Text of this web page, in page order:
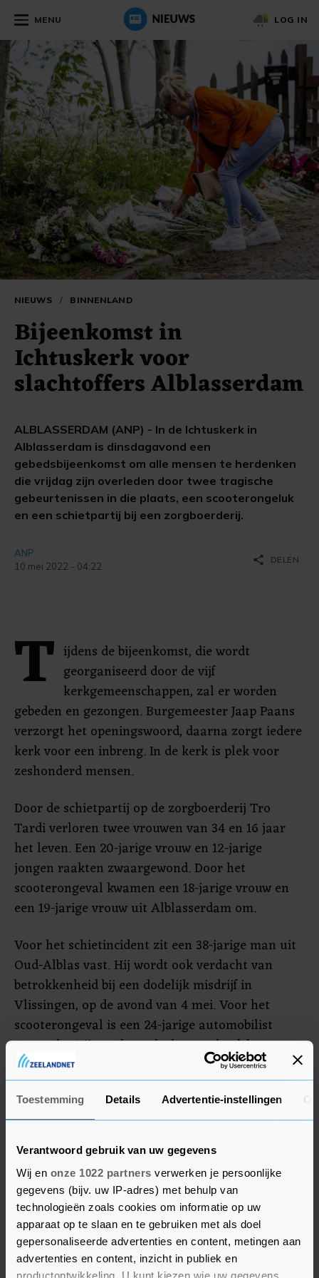
Toestemming Details Advertentie-instellingen
Verantwoord gebruik van uw gegevens
Wij en onze 1022 partners verwerken je persoonlijke
gegevens (bijv. uw IP-adres) met behulp van
technologieën zoals cookies om informatie op uw
apparaat op te slaan en te gebruiken met als doel
gepersonaliseerde advertenties en content, metingen aan
advertenties en content, inzicht in publiek en
productontwikkeling. U kunt kiezen wie uw gegevens
MENU LOG IN
NIEUWS / BINNENLAND
Bijeenkomst in
Ichtuskerk voor
slachtoffers Alblasserdam
ALBLASSERDAM (ANP) - In de Ichtuskerk in
Alblasserdam is dinsdagavond een
gebedsbijeenkomst om alle mensen te herdenken
die vrijdag zijn overleden door twee tragische
gebeurtenissen in die plaats, een scooterongeluk
en een schietpartij bij een zorgboerderij.
ANP
10 mei 2022 - 04:22
share DELEN
T ijdens de bijeenkomst, die wordt
georganiseerd door de vijf
kerkgemeenschappen, zal er worden
gebeden en gezongen. Burgemeester Jaap Paans
verzorgt het openingswoord, daarna zorgt iedere
kerk voor een inbreng. In de kerk is plek voor
zeshonderd mensen.
Door de schietpartij op de zorgboerderij Tro
Tardi verloren twee vrouwen van 34 en 16 jaar
het leven. Een 20-jarige vrouw en 12-jarige
jongen raakten zwaargewond. Door het
scooterongeval kwamen een 18-jarige vrouw en
een 19-jarige vrouw uit Alblasserdam om.
Voor het schietincident zit een 38-jarige man uit
Oud-Alblas vast. Hij wordt ook verdacht van
betrokkenheid bij een dodelijk misdrijf in
Vlissingen, op de avond van 4 mei. Voor het
scooterongeval is een 24-jarige automobilist
opgepakt. Hij wordt verdacht van doodslag.
Welke omstandigheden ervoor zorgen dat hij
verdacht wordt van doodslag zijn niet duidelijk.
De bijeenkomst in de kerk begint om 19.30 uur en
is ook te volgen via het YouTube-kanaal van de